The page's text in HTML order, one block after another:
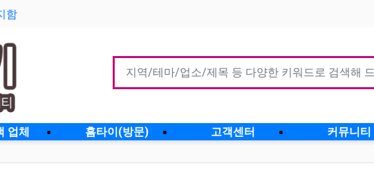
함
업체 홈타이(방문) 고객센터 커뮤니티